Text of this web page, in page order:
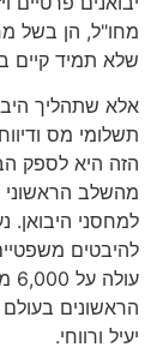
מחו"ל, הן בשל
שלא תמיד קיים
אלא שתהליך
תשלומי מס
הזה היא לספק
מהשלב הראשוני
למחסני היבואן.
להיבטים
הראשונים
יעיל ורווחי.